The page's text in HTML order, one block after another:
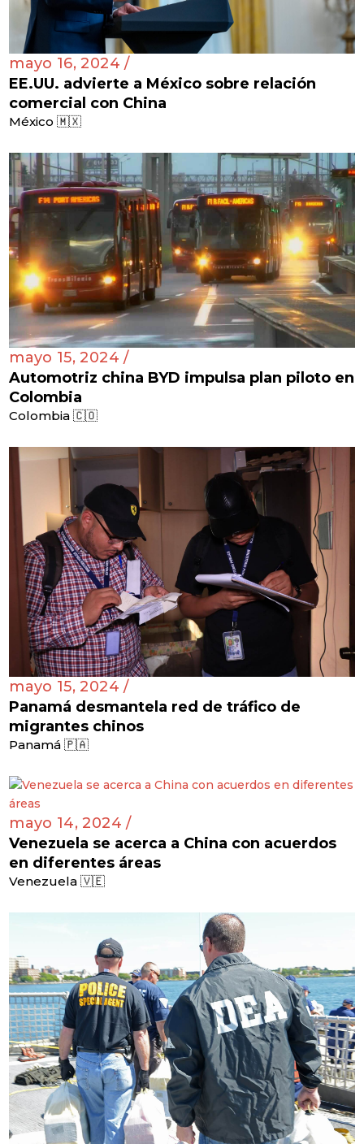
mayo 16, 2024 /
EE.UU. advierte a México sobre relación
comercial con China
México 🇲🇽
mayo 15, 2024 /
Automotriz china BYD impulsa plan piloto en
Colombia
Colombia 🇨🇴
mayo 15, 2024 /
Panamá desmantela red de tráfico de
migrantes chinos
Panamá 🇵🇦
mayo 14, 2024 /
Venezuela se acerca a China con acuerdos
en diferentes áreas
Venezuela 🇻🇪